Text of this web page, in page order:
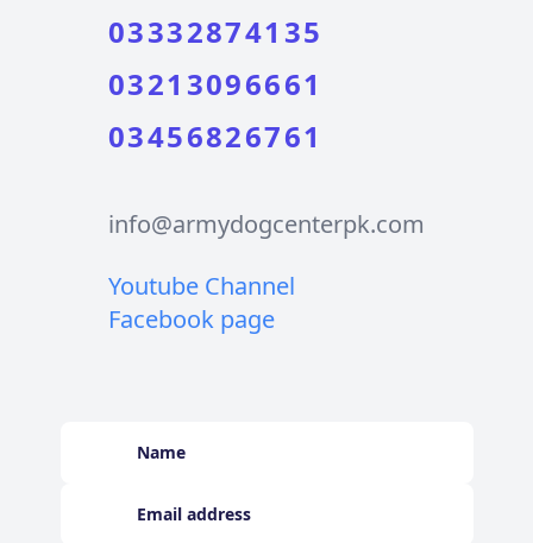
03332874135
03213096661
03456826761
info@armydogcenterpk.com
Youtube Channel
Facebook page